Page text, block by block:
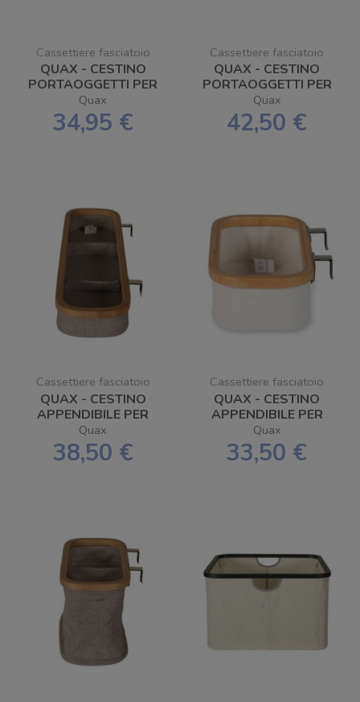
Cassettiere fasciatoio
QUAX - CESTINO
PORTAOGGETTI PER
FASCIATOIO 38X30
Quax
34,95 €
Cassettiere fasciatoio
QUAX - CESTINO
PORTAOGGETTI PER
FASCIATOIO 60X24
Quax
42,50 €
Cassettiere fasciatoio
QUAX - CESTINO
APPENDIBILE PER
FASCIATOIO
Quax
38,50 €
Cassettiere fasciatoio
QUAX - CESTINO
APPENDIBILE PER
PANNOLINI/SALVIETTE
Quax
33,50 €